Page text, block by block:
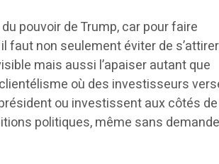
pouvoir de Trump, car pour faire
faut non seulement éviter de s’attirer
mais aussi l’apaiser autant que
où des investisseurs
ou investissent aux côtés
politiques, même sans demande